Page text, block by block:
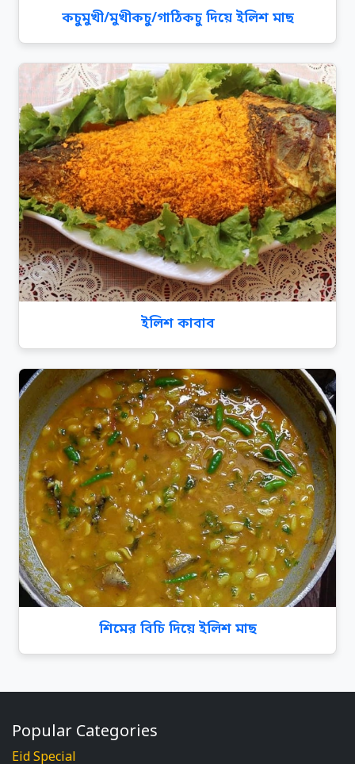
কচুমুখী/মুখীকচু/গাঠিকচু দিয়ে ইলিশ মাছ
ইলিশ কাবাব
শিমের বিচি দিয়ে ইলিশ মাছ
Popular Categories
Eid Special